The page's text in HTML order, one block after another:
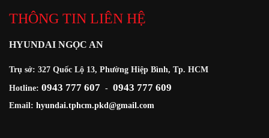
THÔNG TIN LIÊN HỆ
HYUNDAI NGỌC AN
Trụ sở: 327 Quốc Lộ 13, Phường Hiệp Bình, Tp. HCM
Hotline: 0943 777 607 - 0943 777 609
Email: hyundai.tphcm.pkd@gmail.com